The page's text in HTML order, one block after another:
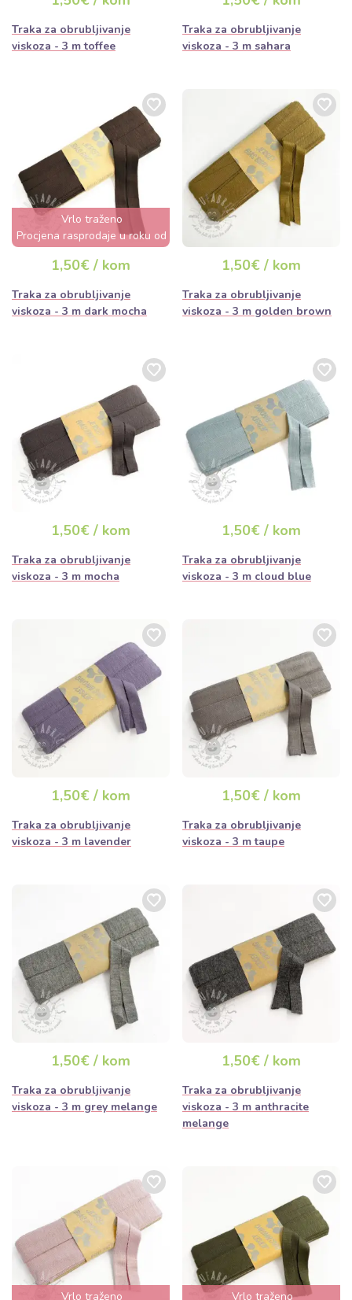
Traka za obrubljivanje
viskoza - 3 m toffee
Traka za obrubljivanje
viskoza - 3 m sahara
Vrlo traženo
Procjena rasprodaje u roku od
nekoliko sati
1,50€ / kom
Traka za obrubljivanje
viskoza - 3 m dark mocha
1,50€ / kom
Traka za obrubljivanje
viskoza - 3 m golden brown
1,50€ / kom
Traka za obrubljivanje
viskoza - 3 m mocha
1,50€ / kom
Traka za obrubljivanje
viskoza - 3 m cloud blue
1,50€ / kom
Traka za obrubljivanje
viskoza - 3 m lavender
1,50€ / kom
Traka za obrubljivanje
viskoza - 3 m taupe
1,50€ / kom
Traka za obrubljivanje
viskoza - 3 m grey melange
1,50€ / kom
Traka za obrubljivanje
viskoza - 3 m anthracite
melange
Vrlo traženo
Vrlo traženo